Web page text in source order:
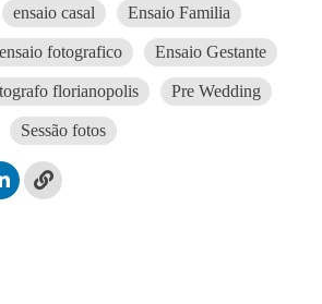
ensaio casal Ensaio Familia
ensaio fotografico Ensaio Gestante
florianopolis Pre Wedding
Sessão fotos